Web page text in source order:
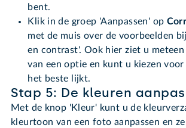
bent.
Klik in de groep 'Aanpassen' op
met de muis over de voorbeelden
en contrast'. Ook hier ziet u
van een optie en kunt u kiezen voor
het beste lijkt.
Stap 5: De kleuren
Met de knop 'Kleur' kunt u de
kleurtoon van een foto aanpassen en